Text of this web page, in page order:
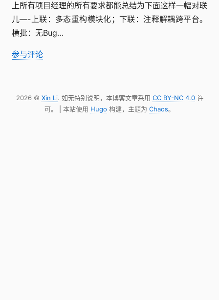
上所有项目经理的所有要求都能总结为下面这样一幅对联
儿—-上联：多态重构模块化；下联：注释解耦跨平台。
横批：无Bug…
参与评论
2026 © Xin Li. 如无特别说明，本博客文章采用 CC BY-NC 4.0许
可。 | 本站使用 Hugo 构建，主题为 Chaos。